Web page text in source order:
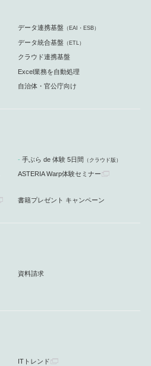
データ連携基盤 （EAI・ESB）
データ統合基盤 （ETL）
クラウド連携基盤
Excel業務を自動処理
自治体・官公庁向け
手ぶら de 体験 5日間 （クラウド版）
ASTERIA Warp体験セミナー
書籍プレゼント キャンペーン
資料請求
ITトレンド